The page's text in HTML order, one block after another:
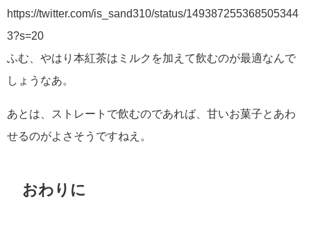
https://twitter.com/is_sand310/status/149387255368505344
3?s=20
ふむ、やはり本紅茶はミルクを加えて飲むのが最適なんで
しょうなあ。
あとは、ストレートで飲むのであれば、甘いお菓子とあわ
せるのがよさそうですねえ。
おわりに